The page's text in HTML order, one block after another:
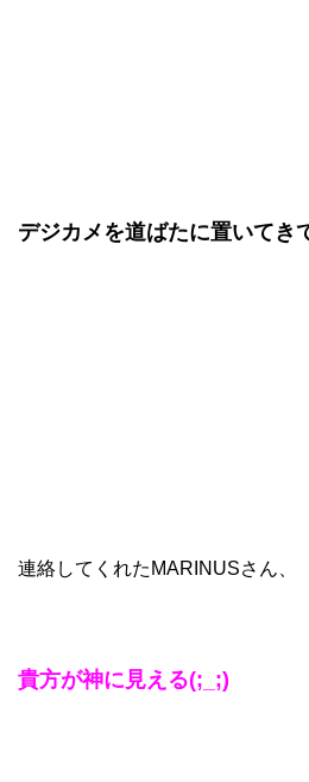
デジカメを道ばたに置いてき
連絡してくれたMARINUSさん、
貴方が神に見える(;_;)